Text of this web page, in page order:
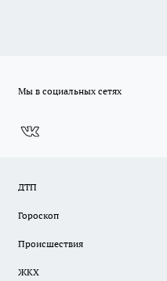
Мы в социальных сетях
ДТП
Гороскоп
Происшествия
ЖКХ